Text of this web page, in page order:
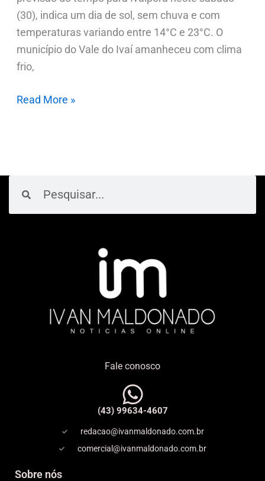
(30), indica um dia de sol, sem chuva e com
temperaturas variando entre 14°C e 23°C. O
município do Vale do Ivaí amanheceu com clima
frio,
Read More »
Fale conosco
(43) 99634-4607
redacao@ivanmaldonado.com.br
comercial@ivanmaldonado.com.br
Sobre nós